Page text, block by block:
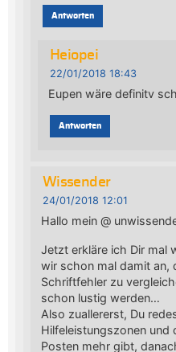
Antworten
Heiopei
22/01/2018 18:43
Eupen wäre definitv
Antworten
Wissender
24/01/2018 12:01
Hallo mein @
Jetzt erkläre ich Dir mal
wir schon mal damit an,
Schriftfehler zu
schon lustig werden…
Also zuallererst, Du
Hilfeleistungszonen und
Posten mehr gibt,